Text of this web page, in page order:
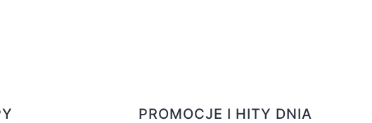
PROMOCJE I HITY DNIA